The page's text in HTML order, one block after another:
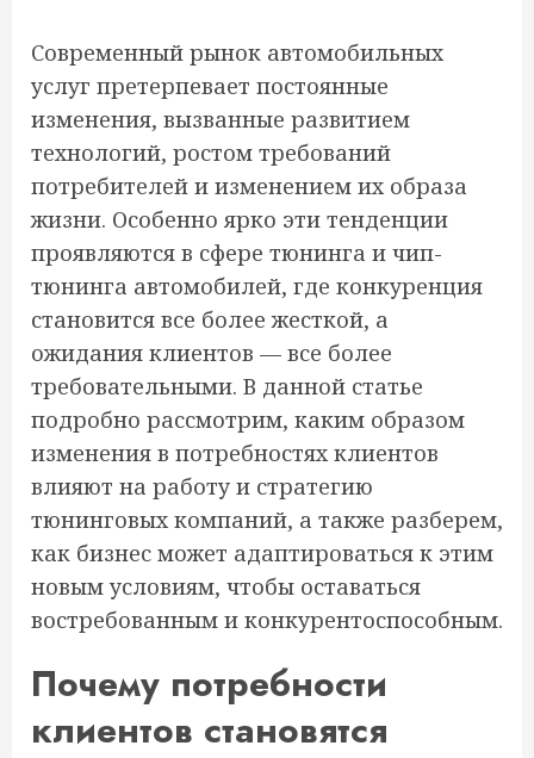
Современный рынок автомобильных
услуг претерпевает постоянные
изменения, вызванные развитием
технологий, ростом требований
потребителей и изменением их образа
жизни. Особенно ярко эти тенденции
проявляются в сфере тюнинга и чип-
тюнинга автомобилей, где конкуренция
становится все более жесткой, а
ожидания клиентов — все более
требовательными. В данной статье
подробно рассмотрим, каким образом
изменения в потребностях клиентов
влияют на работу и стратегию
тюнинговых компаний, а также разберем,
как бизнес может адаптироваться к этим
новым условиям, чтобы оставаться
востребованным и конкурентоспособным.
Почему потребности
клиентов становятся